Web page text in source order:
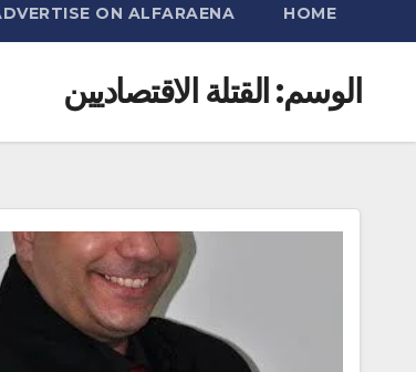
HOME
ON ALFARAENA
الوسم: القتلة الاقتصاديين